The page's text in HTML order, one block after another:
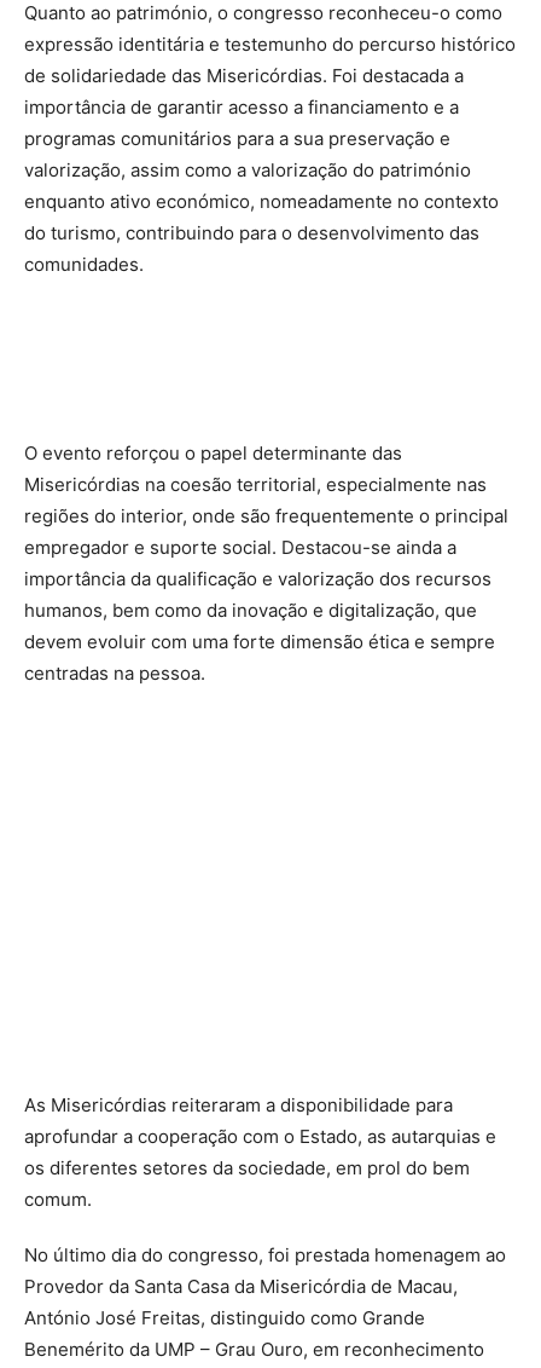
Quanto ao património, o congresso reconheceu-o como
expressão identitária e testemunho do percurso histórico
de solidariedade das Misericórdias. Foi destacada a
importância de garantir acesso a financiamento e a
programas comunitários para a sua preservação e
valorização, assim como a valorização do património
enquanto ativo económico, nomeadamente no contexto
do turismo, contribuindo para o desenvolvimento das
comunidades.
O evento reforçou o papel determinante das
Misericórdias na coesão territorial, especialmente nas
regiões do interior, onde são frequentemente o principal
empregador e suporte social. Destacou-se ainda a
importância da qualificação e valorização dos recursos
humanos, bem como da inovação e digitalização, que
devem evoluir com uma forte dimensão ética e sempre
centradas na pessoa.
As Misericórdias reiteraram a disponibilidade para
aprofundar a cooperação com o Estado, as autarquias e
os diferentes setores da sociedade, em prol do bem
comum.
No último dia do congresso, foi prestada homenagem ao
Provedor da Santa Casa da Misericórdia de Macau,
António José Freitas, distinguido como Grande
Benemérito da UMP – Grau Ouro, em reconhecimento